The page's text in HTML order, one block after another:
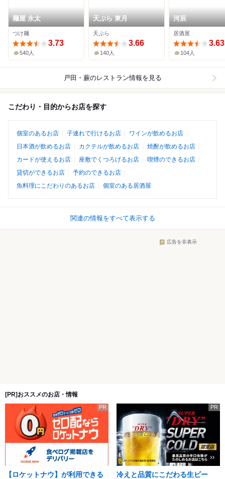
麺屋 永太
つけ麺
3.73
540人
天ぷら 東月
天ぷら
3.66
140人
河辰
居酒屋
3.63
104人
戸田・蕨のレストラン情報を見る
こだわり・目的からお店を探す
個室のあるお店 子連れで行けるお店
ワインが飲めるお店
日本酒が飲めるお店
カクテルが飲めるお店
焼酎が飲めるお店
カードが使えるお店
座敷でくつろげるお店
喫煙のできるお店
貸切ができるお店
予約のできるお店
魚料理にこだわりのあるお店
個室のある居酒屋
関連の情報をすべて表示する
広告を非表示
[PR]おススメのお店・情報
PR
【ロケットナウ】が利用できる
PR
冷えと品質にこだわる生ビー